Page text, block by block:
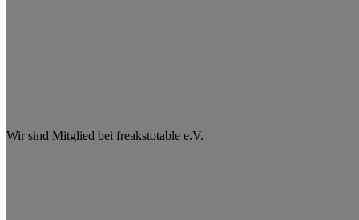
Wir sind Mitglied bei freakstotable e.V.